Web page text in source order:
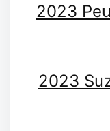
2023
2023